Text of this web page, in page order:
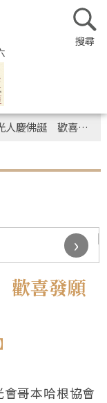
佛誕 歡喜發願行三好
›
歡喜發願
哥本哈根協會